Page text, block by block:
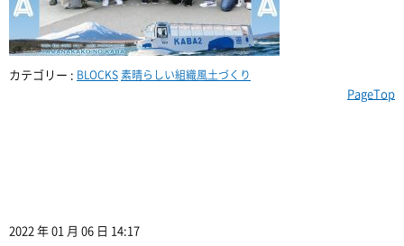
カテゴリー : BLOCKS 素晴らしい組織風土づくり
PageTop
2022 年 01 月 06 日 14:17